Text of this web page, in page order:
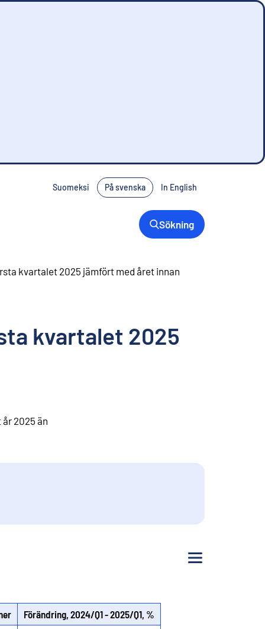
Suomeksi På svenska In English
Sökning
kvartalet 2025 jämfört med året innan
kvartalet 2025
2025 än
Förändring, 2024/Q1 - 2025/Q1, %